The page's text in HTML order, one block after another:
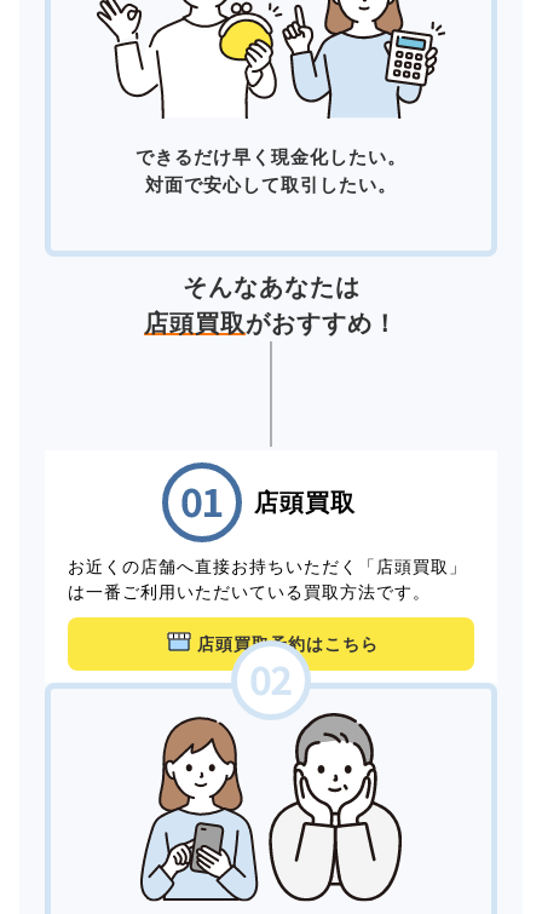
できるだけ早く現金化したい。
対面で安心して取引したい。
そんなあなたは
店頭買取がおすすめ！
店頭買取
お近くの店舗へ直接お持ちいただく「店頭買取」
は一番ご利用いただいている買取方法です。
店頭買取予約はこちら